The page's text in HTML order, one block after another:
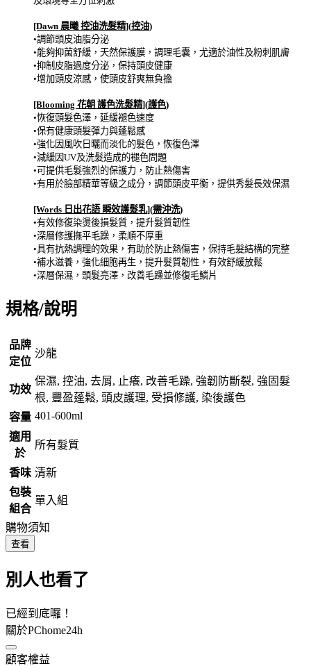
[Dawn 晨曦 控油洗髮精](控油)
•調節頭皮油脂分泌
•能夠抑菌舒緩，天然保護膜，調理毛囊，尤適於油性及粉刺肌膚
•抑制皮脂過度分泌，保持頭皮健康
•增加頭皮涼感，使頭皮舒爽無負擔
[Blooming 花朝 護色洗髮精](護色)
•恢復頭髮色澤，延緩褪色速度
•保有健康頭髮彈力與蓬鬆感
•強化因風吹日曬而淡化的髮色，恢復色澤
•減緩因UV及洗髮造成的褪色問題
•可提供毛髮強烈的保護力，防止熱傷害
•有用於臉部精華等級之成分，調節頭皮平衡，提供秀髮長效保濕
[Words 日出花語 瞬效護髮乳](需沖洗)
•有效修復染燙後損髮質，提升髮質韌性
•深層修護撫平毛躁，柔順不厚重
•具有抗熱調理的效果，有助於防止熱傷害，保持毛髮結構的完整
•補水滋養，強化細胞再生，提升髮質韌性，有效舒緩放鬆
•深層保濕，頭髮亮澤，改善毛躁並修復毛鱗片
規格/說明
品牌
定位
沙龍
功效
保濕, 控油, 去屑, 止癢, 改善毛躁, 強韌防斷裂, 強固髮
根, 豐盈蓬鬆, 頭皮護理, 受損修護, 染後護色
容量 401-600ml
適用
於
所有髮質
香味 清新
包裝
組合
單入組
購物須知
查看
別人也看了
已經到底囉！
關於PChome24h
顧客權益